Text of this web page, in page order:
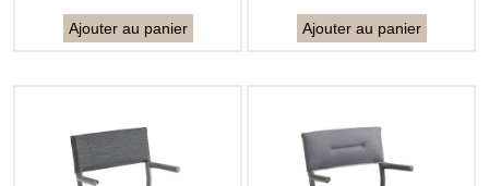
Ajouter au panier Ajouter au panier